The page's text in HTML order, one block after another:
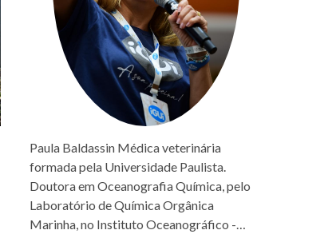
Paula Baldassin Médica veterinária
formada pela Universidade Paulista.
Doutora em Oceanografia Química, pelo
Laboratório de Química Orgânica
Marinha, no Instituto Oceanográfico -…